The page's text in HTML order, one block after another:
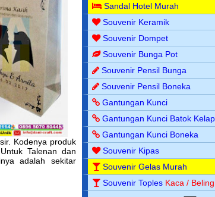
Kodenya produk
Talenan dan
adalah sekitar
Sandal Hotel Murah
Souvenir Keramik
Souvenir Dompet
Souvenir Bunga Pot
Souvenir Pensil Bunga
Souvenir Pensil Boneka
Gantungan Kunci
Gantungan Kunci Batok
Gantungan Kunci Boneka
Souvenir Kipas
Souvenir Gelas Murah
Souvenir Toples Kaca / Beling